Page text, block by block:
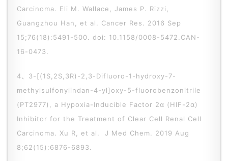
Carcinoma. Eli M. Wallace, James P. Rizzi,
Guangzhou Han, et al. Cancer Res. 2016 Sep
15;76(18):5491-500. doi: 10.1158/0008-5472.CAN-
16-0473.
4、3-[(1S,2S,3R)-2,3-Difluoro-1-hydroxy-7-
methylsulfonylindan-4-yl]oxy-5-fluorobenzonitrile
(PT2977), a Hypoxia-Inducible Factor 2α (HIF-2α)
Inhibitor for the Treatment of Clear Cell Renal Cell
Carcinoma. Xu R, et al. J Med Chem. 2019 Aug
8;62(15):6876-6893.